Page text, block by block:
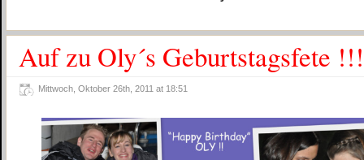
Auf zu Oly´s Geburtstagsfete !!!
Mittwoch, Oktober 26th, 2011 at 18:51